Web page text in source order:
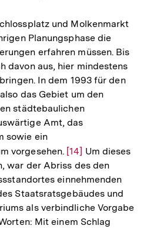
und Molkenmarkt
Planungsphase die
erfahren müssen. Bis
davon aus, hier mindestens
In dem 1993 für den
das Gebiet um den
städtebaulichen
Amt, das
sowie ein
vorgesehen. Zur
Auflösung
der
Fußnote
[14] Um dieses
war der Abriss des den
einnehmenden
Staatsratsgebäudes und
als verbindliche Vorgabe
Mit einem Schlag